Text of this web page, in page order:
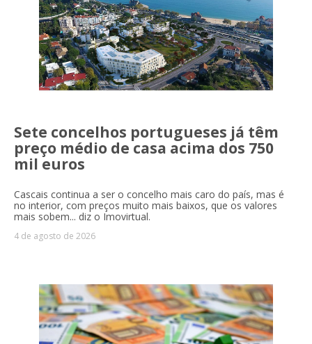
Sete concelhos portugueses já têm
preço médio de casa acima dos 750
mil euros
Cascais continua a ser o concelho mais caro do país, mas é
no interior, com preços muito mais baixos, que os valores
mais sobem... diz o Imovirtual.
4 de agosto de 2026